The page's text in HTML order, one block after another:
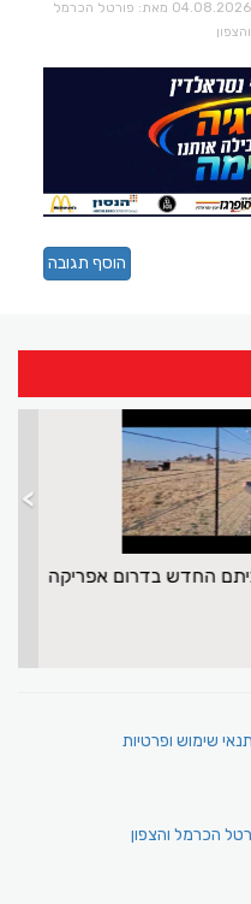
04.08.2026 מאת: פורטל הכרמל
הוסף תגובה
>
שימוש ופרטיות
הכרמל והצפון